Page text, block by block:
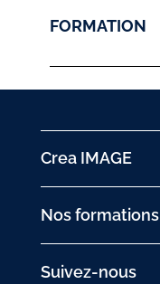
FORMATION
Crea IMAGE
Nos formations
Suivez-nous